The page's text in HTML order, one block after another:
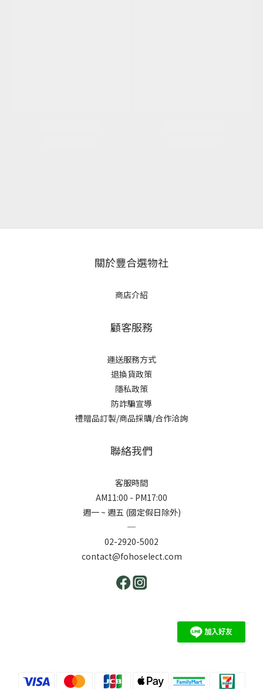
關於豐合選物社
商店介紹
顧客服務
運送服務方式
退換貨政策
隱私政策
防詐騙宣導
禮贈品訂製/商品採購/合作洽詢
聯絡我們
客服時間
AM11:00 - PM17:00
週一 ~ 週五 (國定假日除外)
─
02-2920-5002
contact@fohoselect.com